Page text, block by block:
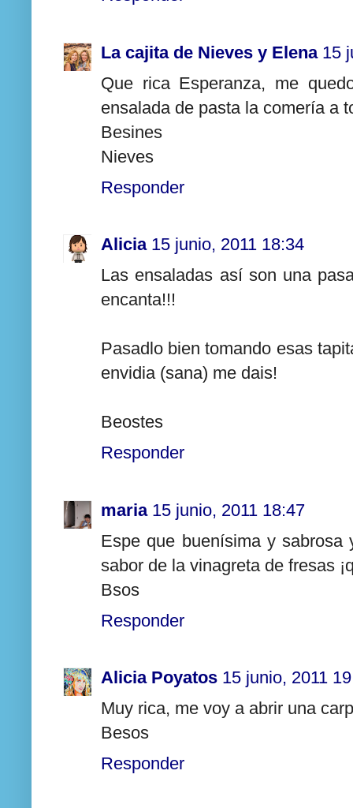
La cajita de Nieves y Elena 15
Que rica Esperanza, me
ensalada de pasta la comería a
Besines
Nieves
Responder
Alicia 15 junio, 2011 18:34
Las ensaladas así son una
encanta!!!
Pasadlo bien tomando esas
envidia (sana) me dais!
Beostes
Responder
maria 15 junio, 2011 18:47
Espe que buenísima y
sabor de la vinagreta de fresas
Bsos
Responder
Alicia Poyatos 15 junio, 2011
Muy rica, me voy a abrir una
Besos
Responder